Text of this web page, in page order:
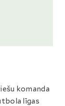
komanda
līgas